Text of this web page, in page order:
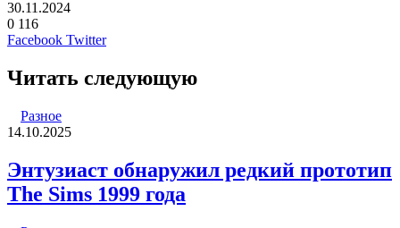
30.11.2024
0 116
Facebook TwitterLinkedIn
Pinterest
Вконтакте
Одноклассники
Skype
WhatsApp
Telegram
Viber
Читать следующую
Разное
14.10.2025
Энтузиаст обнаружил редкий прототип
The Sims 1999 года